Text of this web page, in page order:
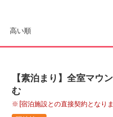
高い順
【素泊まり】全室マウ
む
[宿泊施設との直接契約となり